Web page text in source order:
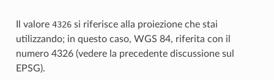
Il valore 4326si riferisce alla proiezione che stai
utilizzando; in questo caso, WGS 84, riferita con il
numero 4326 (vedere la precedente discussione sul
EPSG).